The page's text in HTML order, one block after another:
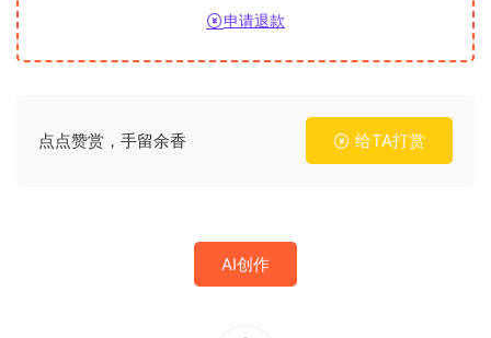
申请退款
点点赞赏，手留余香 给TA打赏
AI创作